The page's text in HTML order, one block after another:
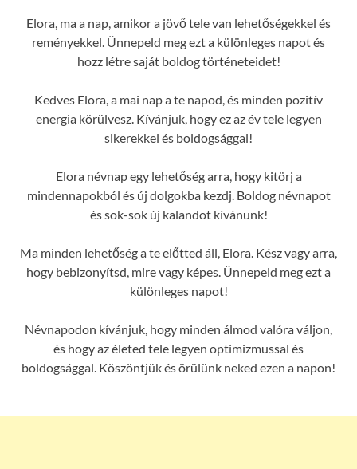
Elora, ma a nap, amikor a jövő tele van lehetőségekkel és
reményekkel. Ünnepeld meg ezt a különleges napot és
hozz létre saját boldog történeteidet!
Kedves Elora, a mai nap a te napod, és minden pozitív
energia körülvesz. Kívánjuk, hogy ez az év tele legyen
sikerekkel és boldogsággal!
Elora névnap egy lehetőség arra, hogy kitörj a
mindennapokból és új dolgokba kezdj. Boldog névnapot
és sok-sok új kalandot kívánunk!
Ma minden lehetőség a te előtted áll, Elora. Kész vagy arra,
hogy bebizonyítsd, mire vagy képes. Ünnepeld meg ezt a
különleges napot!
Névnapodon kívánjuk, hogy minden álmod valóra váljon,
és hogy az életed tele legyen optimizmussal és
boldogsággal. Köszöntjük és örülünk neked ezen a napon!